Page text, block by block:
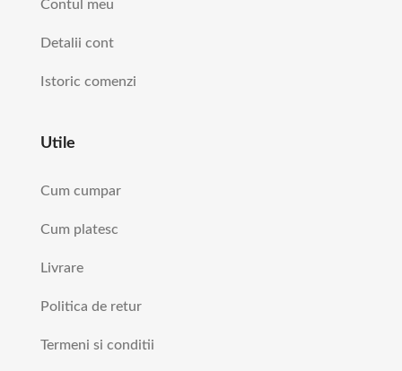
Contul meu
Detalii cont
Istoric comenzi
Utile
Cum cumpar
Cum platesc
Livrare
Politica de retur
Termeni si conditii